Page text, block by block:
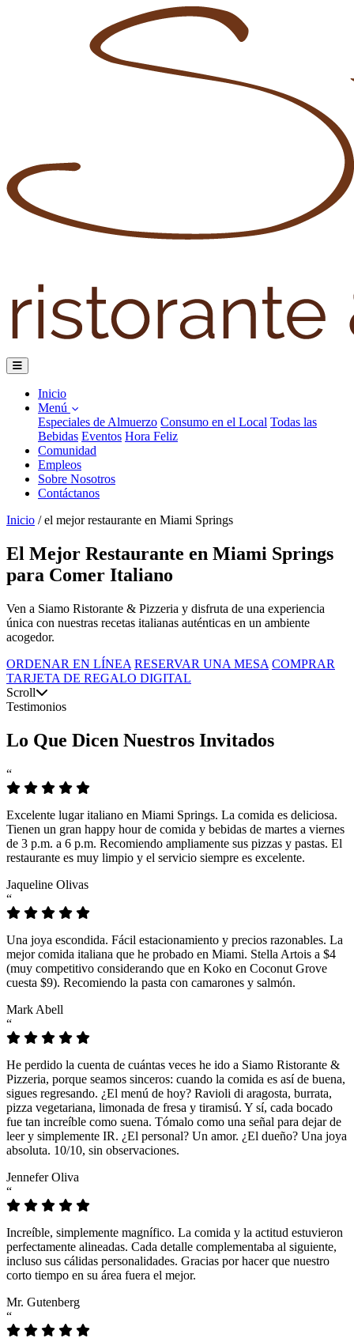
Inicio
Menú
Especiales de Almuerzo Consumo en el Local Todas las
Bebidas Eventos Hora Feliz
Comunidad
Empleos
Sobre Nosotros
Contáctanos
Inicio / el mejor restaurante en Miami Springs
El Mejor Restaurante en Miami Springs
para Comer Italiano
Ven a Siamo Ristorante & Pizzeria y disfruta de una experiencia
única con nuestras recetas italianas auténticas en un ambiente
acogedor.
ORDENAR EN LÍNEA RESERVAR UNA MESA COMPRAR
TARJETA DE REGALO DIGITAL
Scroll
Testimonios
Lo Que Dicen Nuestros Invitados
“
Excelente lugar italiano en Miami Springs. La comida es deliciosa.
Tienen un gran happy hour de comida y bebidas de martes a viernes
de 3 p.m. a 6 p.m. Recomiendo ampliamente sus pizzas y pastas. El
restaurante es muy limpio y el servicio siempre es excelente.
Jaqueline Olivas
“
Una joya escondida. Fácil estacionamiento y precios razonables. La
mejor comida italiana que he probado en Miami. Stella Artois a $4
(muy competitivo considerando que en Koko en Coconut Grove
cuesta $9). Recomiendo la pasta con camarones y salmón.
Mark Abell
“
He perdido la cuenta de cuántas veces he ido a Siamo Ristorante &
Pizzeria, porque seamos sinceros: cuando la comida es así de buena,
sigues regresando. ¿El menú de hoy? Ravioli di aragosta, burrata,
pizza vegetariana, limonada de fresa y tiramisú. Y sí, cada bocado
fue tan increíble como suena. Tómalo como una señal para dejar de
leer y simplemente IR. ¿El personal? Un amor. ¿El dueño? Una joya
absoluta. 10/10, sin observaciones.
Jennefer Oliva
“
Increíble, simplemente magnífico. La comida y la actitud estuvieron
perfectamente alineadas. Cada detalle complementaba al siguiente,
incluso sus cálidas personalidades. Gracias por hacer que nuestro
corto tiempo en su área fuera el mejor.
Mr. Gutenberg
“